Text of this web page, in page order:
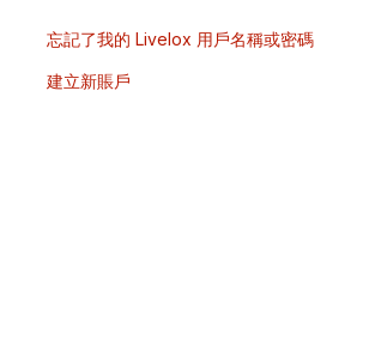
忘記了我的 Livelox 用戶名稱或密碼
建立新賬戶